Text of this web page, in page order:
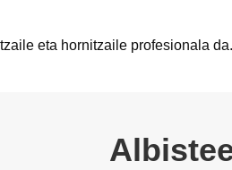
eta hornitzaile profesionala